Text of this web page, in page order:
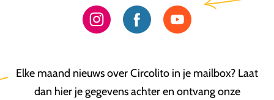
Elke maand nieuws over Circolito in je mailbox? Laat
dan hier je gegevens achter en ontvang onze